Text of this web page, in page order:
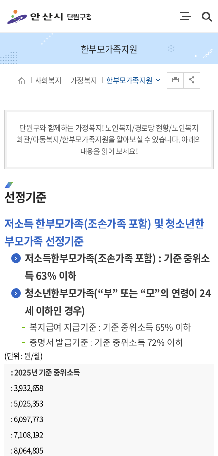
주메뉴
한부모가족지원
사회복지 가정복지 한부모가족지원
단원구와 함께하는 가정복지!노인복지/경로당 현황/노인복지
회관/아동복지/한부모가족지원을 알아보실 수 있습니다.아래의
내용을 읽어 보세요!
선정기준
저소득 한부모가족(조손가족 포함) 및 청소년한
부모가족 선정기준
저소득한부모가족(조손가족 포함) : 기준 중위소
득 63% 이하
청소년한부모가족(“부” 또는 “모”의 연령이 24
세 이하인 경우)
복지급여 지급기준 : 기준 중위소득 65% 이하
증명서 발급기준 : 기준 중위소득 72% 이하
(단위 : 원/월)
2025년 기준 중위소득
3,932,658
5,025,353
6,097,773
7,108,192
8,064,805